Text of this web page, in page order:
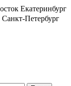
Екатеринбург
Санкт-Петербург